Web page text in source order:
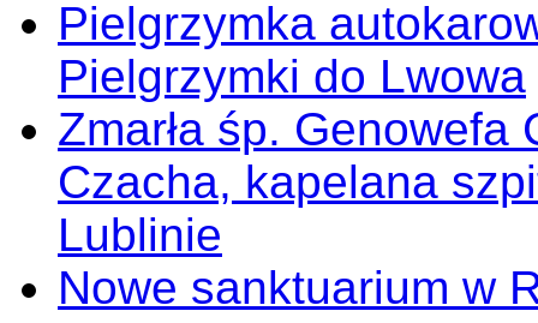
Pielgrzymka
Pielgrzymki do Lwowa
Zmarła śp.
Czacha, kapelana
Lublinie
Nowe sanktuarium w